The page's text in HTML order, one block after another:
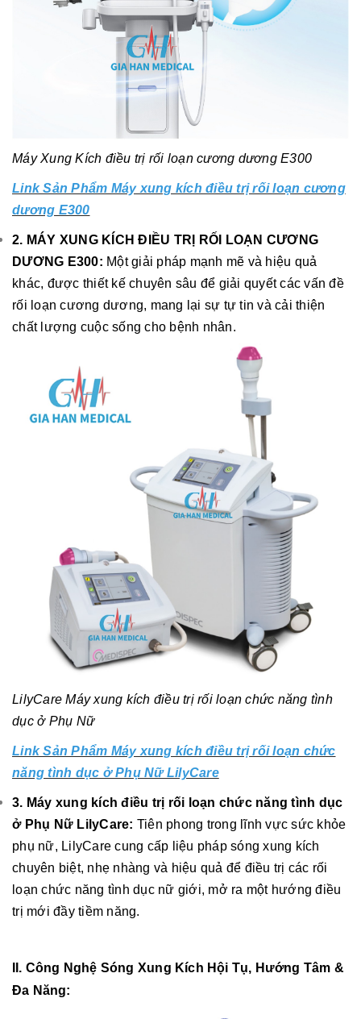
Máy Xung Kích điều trị rối loạn cương dương E300
Link Sản Phẩm Máy xung kích điều trị rối loạn cương
dương E300
2. MÁY XUNG KÍCH ĐIỀU TRỊ RỐI LOẠN CƯƠNG
DƯƠNG E300: Một giải pháp mạnh mẽ và hiệu quả
khác, được thiết kế chuyên sâu để giải quyết các vấn đề
rối loạn cương dương, mang lại sự tự tin và cải thiện
chất lượng cuộc sống cho bệnh nhân.
LilyCare Máy xung kích điều trị rối loạn chức năng tình
dục ở Phụ Nữ
Link Sản Phẩm Máy xung kích điều trị rối loạn chức
năng tình dục ở Phụ Nữ LilyCare
3. Máy xung kích điều trị rối loạn chức năng tình dục
ở Phụ Nữ LilyCare: Tiên phong trong lĩnh vực sức khỏe
phụ nữ, LilyCare cung cấp liệu pháp sóng xung kích
chuyên biệt, nhẹ nhàng và hiệu quả để điều trị các rối
loạn chức năng tình dục nữ giới, mở ra một hướng điều
trị mới đầy tiềm năng.
II. Công Nghệ Sóng Xung Kích Hội Tụ, Hướng Tâm &
Đa Năng: